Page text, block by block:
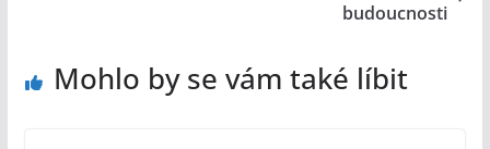
budoucnosti
Mohlo by se vám také líbit